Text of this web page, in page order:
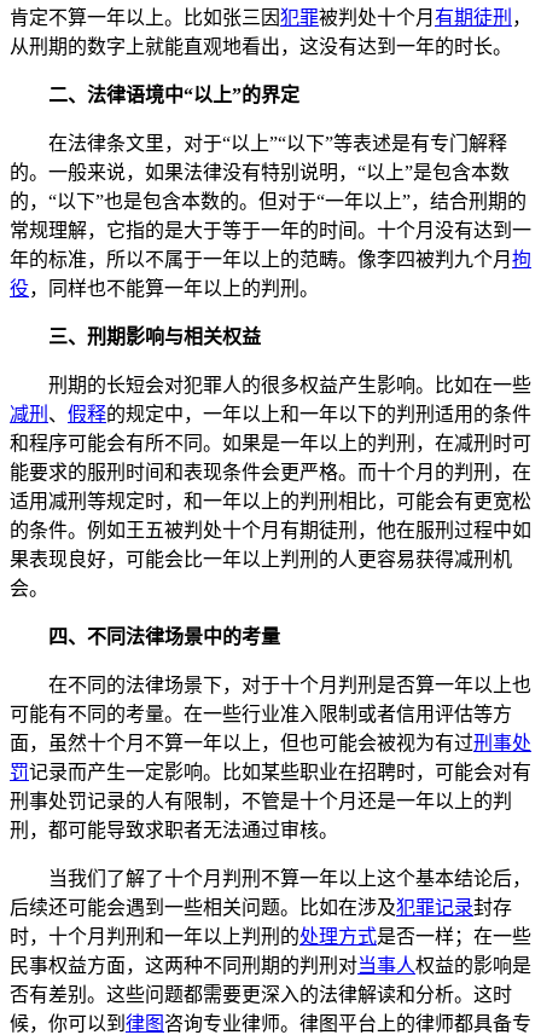
肯定不算一年以上。比如张三因犯罪被判处十个月 有期徒刑 ，
从刑期的数字上就能直观地看出，这没有达到一年的时长。
二、法律语境中“以上”的界定
在法律条文里，对于“以上”“以下”等表述是有专门解释
的。一般来说，如果法律没有特别说明，“以上”是包含本数
的，“以下”也是包含本数的。但对于“一年以上”，结合刑期的
常规理解，它指的是大于等于一年的时间。十个月没有达到一
年的标准，所以不属于一年以上的范畴。像李四被判九个月 拘
役，同样也不能算一年以上的判刑。
三、刑期影响与相关权益
刑期的长短会对犯罪人的很多权益产生影响。比如在一些
减刑 、 假释的规定中，一年以上和一年以下的判刑适用的条件
和程序可能会有所不同。如果是一年以上的判刑，在减刑时可
能要求的服刑时间和表现条件会更严格。而十个月的判刑，在
适用减刑等规定时，和一年以上的判刑相比，可能会有更宽松
的条件。例如王五被判处十个月有期徒刑，他在服刑过程中如
果表现良好，可能会比一年以上判刑的人更容易获得减刑机
会。
四、不同法律场景中的考量
在不同的法律场景下，对于十个月判刑是否算一年以上也
可能有不同的考量。在一些行业准入限制或者信用评估等方
面，虽然十个月不算一年以上，但也可能会被视为有过刑事处
罚记录而产生一定影响。比如某些职业在招聘时，可能会对有
刑事处罚记录的人有限制，不管是十个月还是一年以上的判
刑，都可能导致求职者无法通过审核。
当我们了解了十个月判刑不算一年以上这个基本结论后，
后续还可能会遇到一些相关问题。比如在涉及犯罪记录封存
时，十个月判刑和一年以上判刑的处理方式是否一样；在一些
民事权益方面，这两种不同刑期的判刑对当事人权益的影响是
否有差别。这些问题都需要更深入的法律解读和分析。这时
候，你可以到 律图 咨询专业律师。律图平台上的律师都具备专